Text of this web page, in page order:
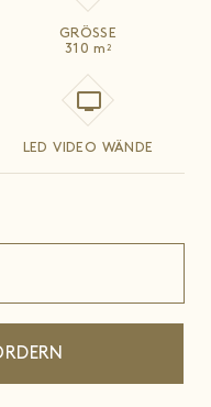
GRÖSSE
310m 2
LED VIDEO WÄNDE